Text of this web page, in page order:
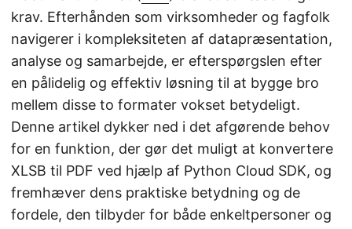
krav. Efterhånden som virksomheder og fagfolk
navigerer i kompleksiteten af datapræsentation,
analyse og samarbejde, er efterspørgslen efter
en pålidelig og effektiv løsning til at bygge bro
mellem disse to formater vokset betydeligt.
Denne artikel dykker ned i det afgørende behov
for en funktion, der gør det muligt at konvertere
XLSB til PDF ved hjælp af Python Cloud SDK, og
fremhæver dens praktiske betydning og de
fordele, den tilbyder for både enkeltpersoner og